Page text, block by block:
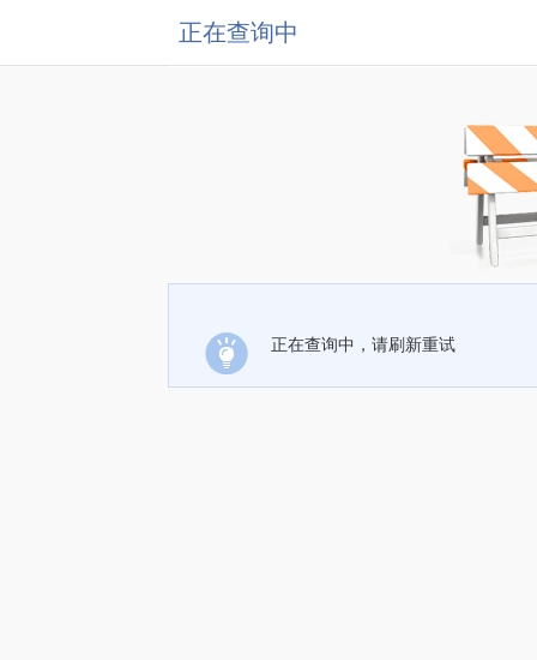
正在查询中
正在查询中，请刷新重试